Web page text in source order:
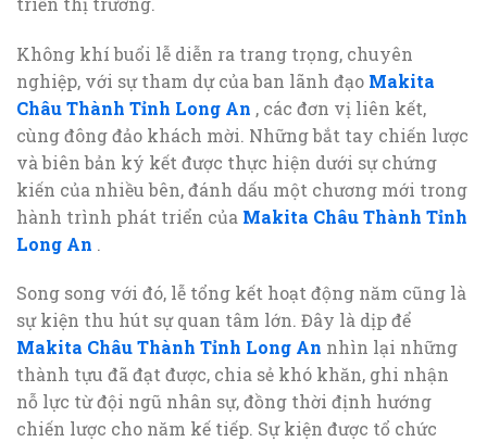
Không khí buổi lễ diễn ra trang trọng, chuyên
nghiệp, với sự tham dự của ban lãnh đạo Makita
Châu Thành Tỉnh Long An , các đơn vị liên kết,
cùng đông đảo khách mời. Những bắt tay chiến lược
và biên bản ký kết được thực hiện dưới sự chứng
kiến của nhiều bên, đánh dấu một chương mới trong
hành trình phát triển của Makita Châu Thành Tỉnh
Long An .
Song song với đó, lễ tổng kết hoạt động năm cũng là
sự kiện thu hút sự quan tâm lớn. Đây là dịp để
Makita Châu Thành Tỉnh Long An nhìn lại những
thành tựu đã đạt được, chia sẻ khó khăn, ghi nhận
nỗ lực từ đội ngũ nhân sự, đồng thời định hướng
chiến lược cho năm kế tiếp. Sự kiện được tổ chức